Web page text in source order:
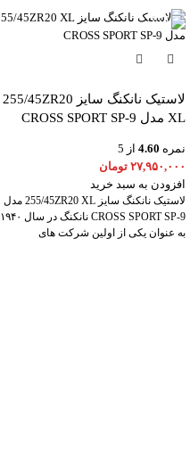
لاستیک نانکنگ سایز 255/45ZR20
XL مدل CROSS SPORT SP-9
نمره 4.60 از 5
۲۷,۹۵۰,۰۰۰ تومان
افزودن به سبد خرید
لاستیک نانکنگ سایز 255/45ZR20 XL مدل
CROSS SPORT SP-9 نانکنگ در سال ۱۹۴۰
به عنوان یکی از اولین شرکت های